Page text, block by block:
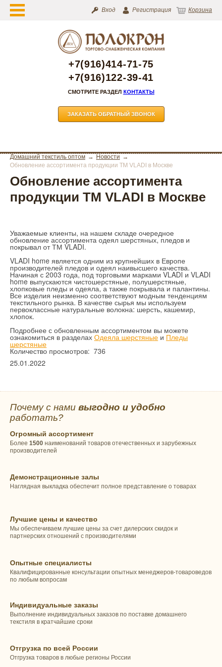
Вход Регистрация Корзина
+7(916)414-71-75
+7(916)122-39-41
СМОТРИТЕ РАЗДЕЛ КОНТАКТЫ
ЗАКАЗАТЬ ОБРАТНЫЙ ЗВОНОК
Домашний текстиль оптом
Новости
Обновление ассортимента продукции ТМ VLADI в Москве
Обновление ассортимента
продукции ТМ VLADI в Москве
Уважаемые клиенты, на нашем складе очередное
обновление ассортимента одеял шерстяных, пледов и
покрывал от ТМ VLADI.
VLADI home является одним из крупнейших в Европе
производителей пледов и одеял наивысшего качества.
Начиная с 2003 года, под торговыми марками VLADI и VLADI
home выпускаются чистошерстяные, полушерстяные,
хлопковые пледы и одеяла, а также покрывала и палантины.
Все изделия неизменно соответствуют модным тенденциям
текстильного рынка. В качестве сырья мы используем
первоклассные натуральные волокна: шерсть, кашемир,
хлопок.
Подробнее с обновленным ассортиментом вы можете
ознакомиться в разделах Одеяла шерстяные и Пледы
шерстяные
Количество просмотров: 736
25.01.2022
Почему с нами выгодно и удобно
работать?
Огромный ассортимент
Более 1500 наименований товаров отечественных и зарубежных
производителей
Демонстрационные залы
Наглядная выкладка обеспечит полное представление о товарах
Лучшие цены и качество
Мы обеспечиваем лучшие цены за счет дилерских скидок и
партнерских отношений с производителями
Опытные специалисты
Квалифицированные консультации опытных менеджеров-товароведов
по любым вопросам
Индивидуальные заказы
Выполнение индивидуальных заказов по поставке домашнего
текстиля в кратчайшие сроки
Отгрузка по всей России
Отгрузка товаров в любые регионы России